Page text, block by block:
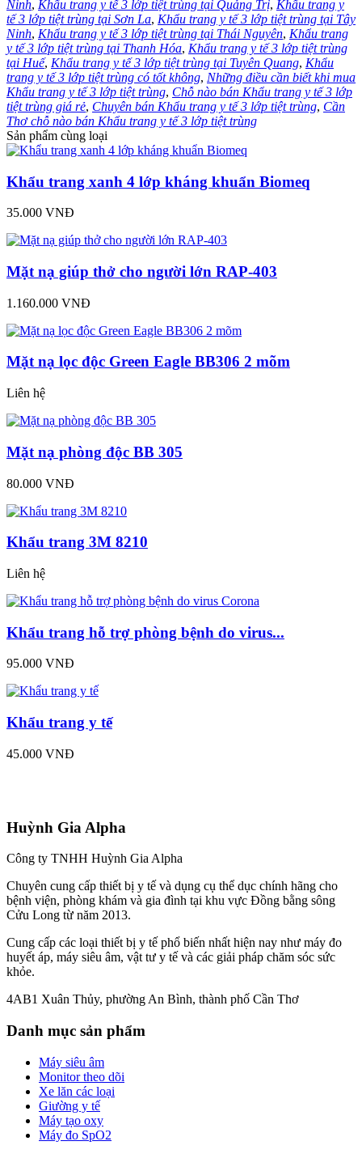
Ninh, Khẩu trang y tế 3 lớp tiệt trùng tại Quảng Trị, Khẩu trang y
tế 3 lớp tiệt trùng tại Sơn La, Khẩu trang y tế 3 lớp tiệt trùng tại Tây
Ninh, Khẩu trang y tế 3 lớp tiệt trùng tại Thái Nguyên, Khẩu trang
y tế 3 lớp tiệt trùng tại Thanh Hóa, Khẩu trang y tế 3 lớp tiệt trùng
tại Huế, Khẩu trang y tế 3 lớp tiệt trùng tại Tuyên Quang, Khẩu
trang y tế 3 lớp tiệt trùng có tốt không, Những điều cần biết khi mua
Khẩu trang y tế 3 lớp tiệt trùng, Chỗ nào bán Khẩu trang y tế 3 lớp
tiệt trùng giá rẻ, Chuyên bán Khẩu trang y tế 3 lớp tiệt trùng, Cần
Thơ chỗ nào bán Khẩu trang y tế 3 lớp tiệt trùng
Sản phẩm cùng loại
Khẩu trang xanh 4 lớp kháng khuẩn Biomeq
35.000 VNĐ
Mặt nạ giúp thở cho người lớn RAP-403
1.160.000 VNĐ
Mặt nạ lọc độc Green Eagle BB306 2 mõm
Liên hệ
Mặt nạ phòng độc BB 305
80.000 VNĐ
Khẩu trang 3M 8210
Liên hệ
Khẩu trang hỗ trợ phòng bệnh do virus...
95.000 VNĐ
Khẩu trang y tế
45.000 VNĐ
Huỳnh Gia Alpha
Công ty TNHH Huỳnh Gia Alpha
Chuyên cung cấp thiết bị y tế và dụng cụ thể dục chính hãng cho
bệnh viện, phòng khám và gia đình tại khu vực Đồng bằng sông
Cửu Long từ năm 2013.
Cung cấp các loại thiết bị y tế phổ biến nhất hiện nay như máy đo
huyết áp, máy siêu âm, vật tư y tế và các giải pháp chăm sóc sức
khỏe.
4AB1 Xuân Thủy, phường An Bình, thành phố Cần Thơ
Danh mục sản phẩm
Máy siêu âm
Monitor theo dõi
Xe lăn các loại
Giường y tế
Máy tạo oxy
Máy đo SpO2